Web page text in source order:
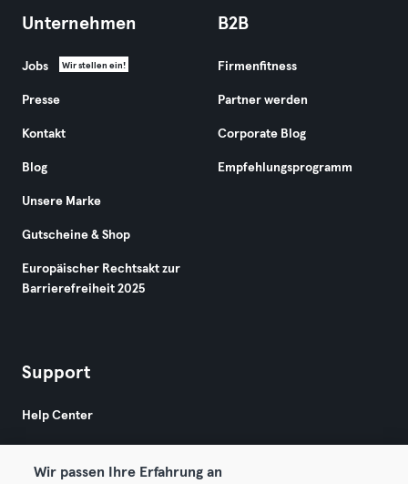
Unternehmen
Jobs Wir stellen ein!
Presse
Kontakt
Blog
Unsere Marke
Gutscheine & Shop
Europäischer Rechtsakt zur
Barrierefreiheit 2025
B2B
Firmenfitness
Partner werden
Corporate Blog
Empfehlungsprogramm
Support
Help Center
Wir passen Ihre Erfahrung an